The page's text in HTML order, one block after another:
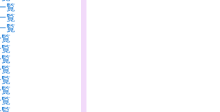
覧
覧
覧